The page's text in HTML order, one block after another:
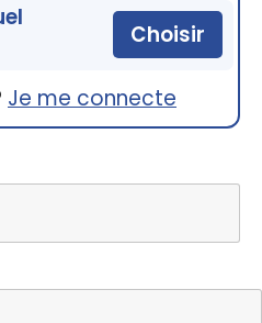
Choisir
Je me connecte